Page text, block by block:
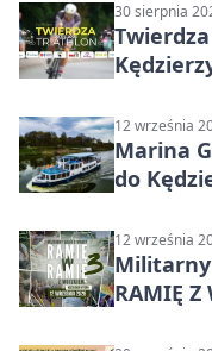
30 sierpnia
12 września
Marina
do
12 września
Militarny
RAMIĘ Z